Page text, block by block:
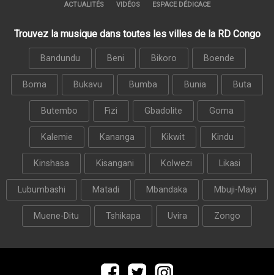
ACTUALITÉS VIDÉOS ESPACE DÉDICACE
Trouvez la musique dans toutes les villes de la RD Congo
Bandundu Beni Bikoro Boende
Boma Bukavu Bumba Bunia Buta
Butembo Fizi Gbadolite Goma
Kalemie Kananga Kikwit Kindu
Kinshasa Kisangani Kolwezi Likasi
Lubumbashi Matadi Mbandaka Mbuji-Mayi
Muene-Ditu Tshikapa Uvira Zongo